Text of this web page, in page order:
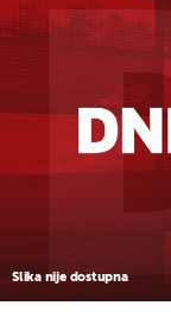
Slika nije dostupna